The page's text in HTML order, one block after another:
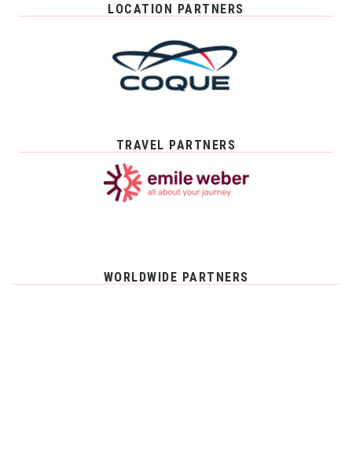
LOCATION PARTNERS
TRAVEL PARTNERS
WORLDWIDE PARTNERS